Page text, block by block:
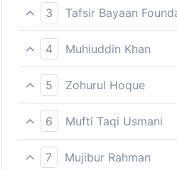
‘তোমাদেরকে কিসে ‘সাকার’- এ নিক্ষেপ
3 Tafsir Bayaan
কিসে তোমাদেরকে জাহান্নামের আগুনে
4 Muhiuddin Khan
বলবেঃ তোমাদেরকে কিসে জাহান্নামে নীত
5 Zohurul Hoque
''কিসে তোমাদের নিয়ে এসেছে জ্বালাময়
6 Mufti Taqi Usmani
যে, কোন জিনিস তোমাদেরকে জাহান্নামে
7 Mujibur Rahman